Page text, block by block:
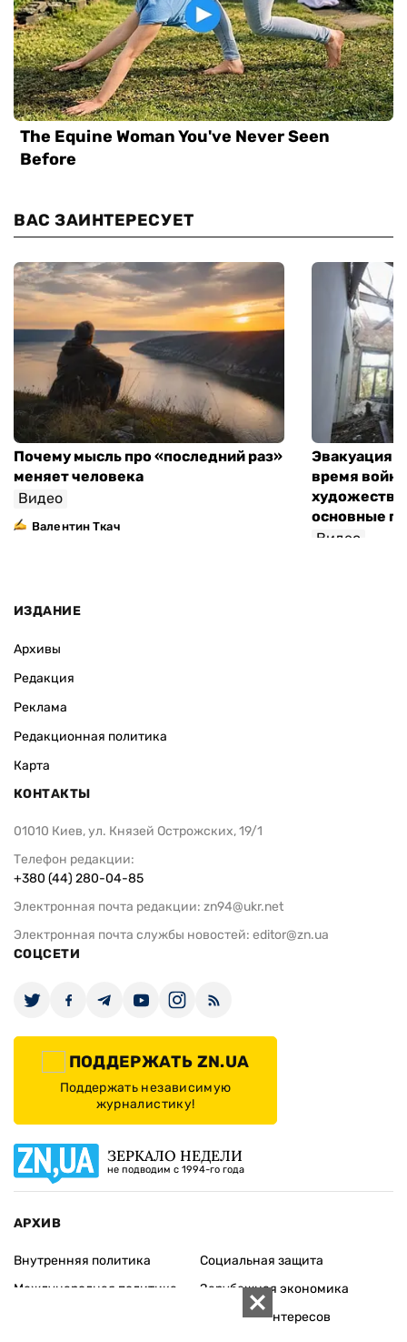
ВАС ЗАИНТЕРЕСУЕТ
Почему мысль про «последний раз»
меняет человека
Видео
Валентин Ткач
Эвакуация
время
основные
Видео
ИЗДАНИЕ
Архивы
Редакция
Реклама
Редакционная политика
Карта
КОНТАКТЫ
01010 Киев, ул. Князей Острожских, 19/1
Телефон редакции:
+380 (44) 280-04-85
Электронная почта редакции: zn94@ukr.net
Электронная почта службы новостей: editor@zn.ua
СОЦСЕТИ
ПОДДЕРЖАТЬ ZN.UA
Поддержать независимую
журналистику!
ЗЕРКАЛО НЕДЕЛИ
не подводим с 1994-го года
АРХИВ
Внутренняя политика
Международная политика
Социальная защита
Зарубежная экономика
Конфликт интересов